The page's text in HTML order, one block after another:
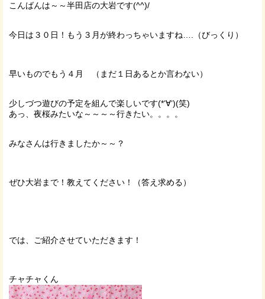
こんばんは～～半田店の大岩です(^^)/
今日は３０日！もう３月が終わっちゃいますね….（びっくり）
早いものでもう４月 （まだ１日あるとか言わない）
少しづつ遊びの予定を組んで楽しいです(*‘∀‘)(笑)
あっ、夜桜みたいな～～～～行きたい。。。。
みなさんは行きましたか～～？
ぜひ大岩まで！教えてください！（答え求める）
では、ご紹介させていただきます！
チャチャくん